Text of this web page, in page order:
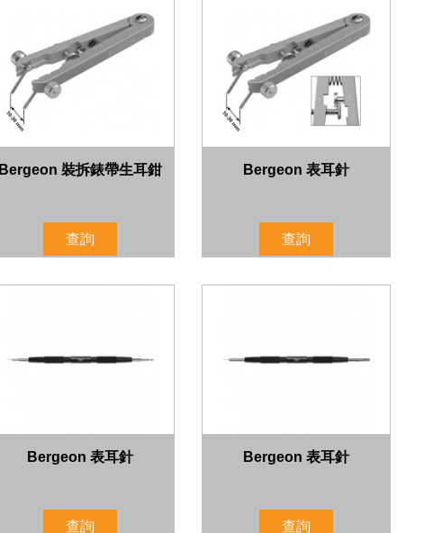
Bergeon 裝拆錶帶生耳鉗
查詢
Bergeon 表耳針
查詢
Bergeon 表耳針
查詢
Bergeon 表耳針
查詢